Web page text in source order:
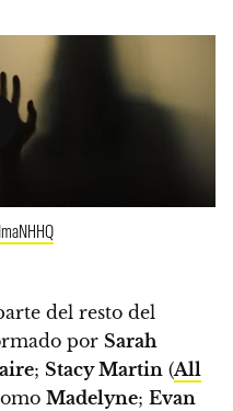
del resto del
por Sarah
; Stacy Martin (All
Madelyne; Evan